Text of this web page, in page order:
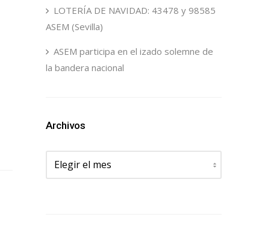
LOTERÍA DE NAVIDAD: 43478 y 98585
ASEM (Sevilla)
ASEM participa en el izado solemne de
la bandera nacional
Archivos
Archivos